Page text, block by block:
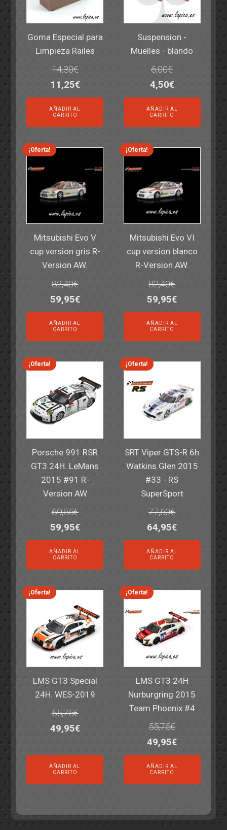
Goma Especial para
Limpieza Railes
14,30€
El
precio
original
era:
14,30€.
11,25€El
precio
actual
es:
11,25€.
AÑADIR AL
CARRITO
Suspension -
Muelles - blando
6,00€
El
precio
original
era:
6,00€.
4,50€El
precio
actual
es:
4,50€.
AÑADIR AL
CARRITO
¡Oferta!
Mitsubishi Evo V
cup version gris R-
Version AW.
82,40€
El
precio
original
era:
82,40€.
59,95€El
precio
es:
59,95€.
AÑADIR AL
CARRITO
¡Oferta!
Mitsubishi Evo VI
cup version blanco
R-Version AW.
82,40€
El
precio
original
era:
82,40€.
59,95€El
precio
es:
59,95€.
AÑADIR AL
CARRITO
¡Oferta!
Porsche 991 RSR
GT3 24H. LeMans
2015 #91 R-
Version AW
69,55€
El
precio
original
era:
69,55€.
59,95€El
precio
actual
es:
59,95€.
AÑADIR AL
CARRITO
¡Oferta!
SRT Viper GTS-R 6h
Watkins Glen 2015
#33 - RS
SuperSport
77,60€
El
precio
original
era:
77,60€.
64,95€El
precio
actual
es:
64,95€.
AÑADIR AL
CARRITO
¡Oferta!
LMS GT3 Special
24H. WES-2019
55,75€
El
original
era:
49,95€El
actual
AÑADIR AL
CARRITO
¡Oferta!
LMS GT3 24H
Nurburgring 2015
Team Phoenix #4
55,75€
El
precio
original
era:
49,95€El
precio
actual
es:
AÑADIR AL
CARRITO